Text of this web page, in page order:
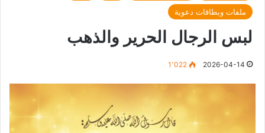
ملفات وبطاقات دعوية
لبس الرجال الحرير والذهب
2026-04-14 1٬022